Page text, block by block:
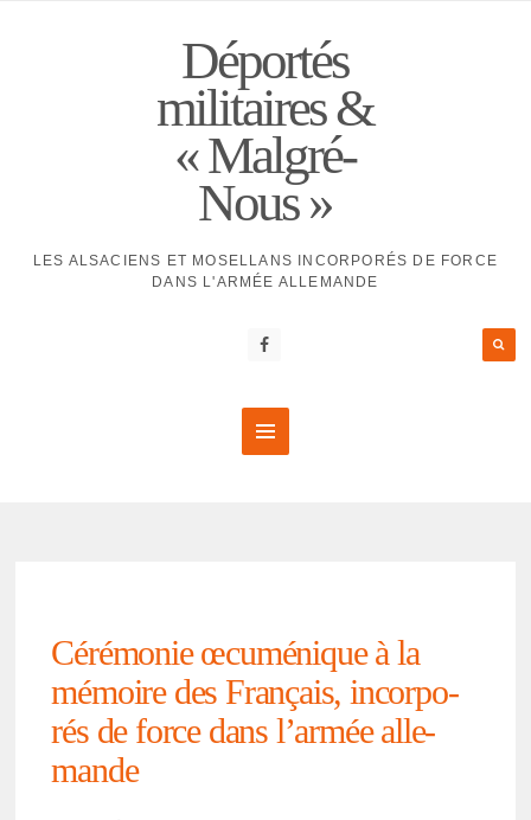
Déportés
militaires &
« Malgré-
Nous »
LES ALSACIENS ET MOSELLANS INCORPORÉS DE FORCE
DANS L'ARMÉE ALLEMANDE
Céré­mo­nie œcumé­nique à la
mémoire des Français, incor­po­
rés de force dans l’ar­mée alle­
mande